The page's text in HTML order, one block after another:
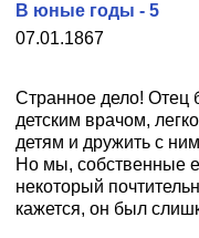
07.01.1867
В юные годы - 5
Странное дело! Отец
детским врачом,
детям и дружить с
Но мы, собственные
некоторый
кажется, он был